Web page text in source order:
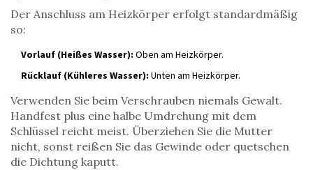
Der Anschluss am Heizkörper erfolgt standardmäßig
so:
Vorlauf (Heißes Wasser): Oben am Heizkörper.
Rücklauf (Kühleres Wasser): Unten am Heizkörper.
Verwenden Sie beim Verschrauben niemals Gewalt.
Handfest plus eine halbe Umdrehung mit dem
Schlüssel reicht meist. Überziehen Sie die Mutter
nicht, sonst reißen Sie das Gewinde oder quetschen
die Dichtung kaputt.